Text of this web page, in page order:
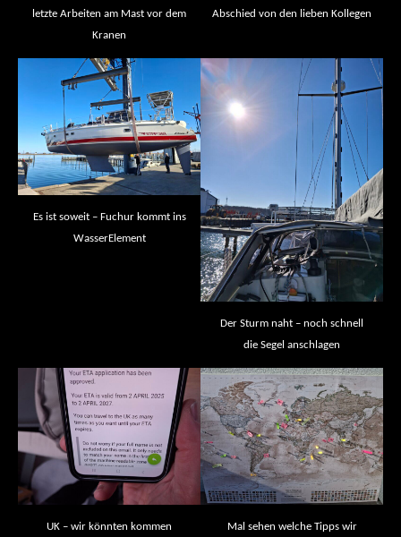
letzte Arbeiten am Mast vor dem
Kranen
Abschied von den lieben Kollegen
Es ist soweit – Fuchur kommt ins
WasserElement
Der Sturm naht – noch schnell
die Segel anschlagen
UK – wir könnten kommen
Mal sehen welche Tipps wir